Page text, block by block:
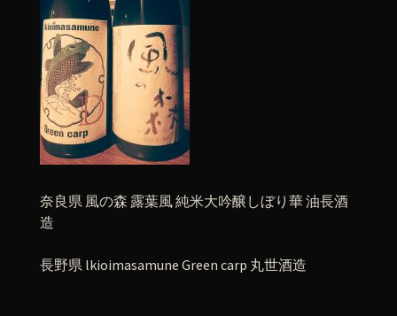
奈良県 風の森 露葉風 純米大吟醸しぼり華 油長酒
造
長野県 lkioimasamune Green carp 丸世酒造